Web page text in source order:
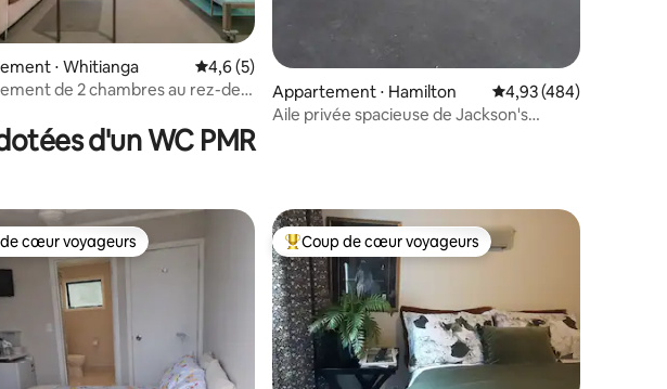
sur la base de 5 commentaires : 5 sur 5
⋅ Whitianga Évaluation moyenne sur la base de 5 commentaires : 4,6 sur 5
4,6 (5)
de 2 chambres au rez-de-
Appartement ⋅ Hamilton Évaluation moyenne
4,93 (484)
Aile privée spacieuse de Jackson's
d'un WC PMR
cœur voyageurs
cœur voyageurs Coups de cœur voyageurs les plus appréciés
Coup de cœur voyageurs